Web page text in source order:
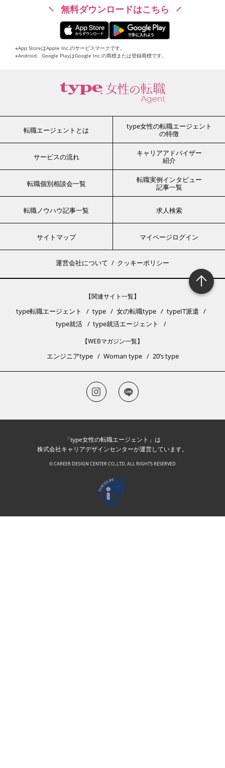
無料ダウンロードはこちら
※App StoreはApple Inc.のサービスマークです。
※Android、Google PlayはGoogle Inc.の商標または登録商標です。
転職エージェントとは
type女性の転職エージェント
の特徴
サービスの流れ
キャリアアドバイザー
紹介
転職個別相談会一覧
転職実例インタビュー
記事一覧
転職ノウハウ記事一覧 求人検索
サイトマップ マイページログイン
運営会社について クッキーポリシー
【関連サイト一覧】
type転職エージェント type 女の転職type
typeIT派遣
type就活
type就活エージェント
【WEBマガジン一覧】
エンジニアtype Woman type 20’s type
「type女性の転職エージェント」は
株式会社キャリアデザインセンターが運営しています。
© CAREER DESIGN CENTER CO.,LTD. ALL RIGHTS RESERVED